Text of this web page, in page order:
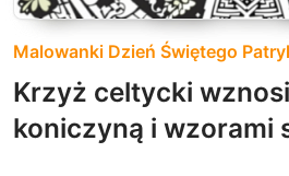
Malowanki Dzień Świętego
Krzyż celtycki
koniczyną i wzorami